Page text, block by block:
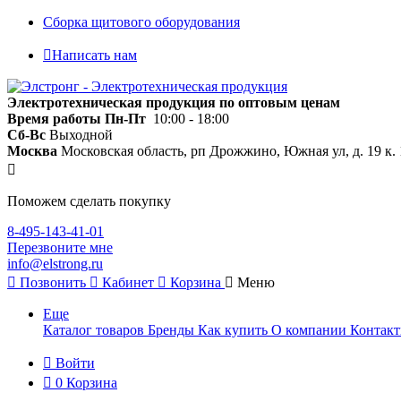
Сборка щитового оборудования
Написать нам
Электротехническая продукция по оптовым ценам
Время работы Пн-Пт 10:00 - 18:00
Сб-Вс Выходной
Москва Московская область, рп Дрожжино, Южная ул, д. 19 к.
Поможем сделать покупку
8-495-143-41-01
Перезвоните мне
info@elstrong.ru
Позвонить
Кабинет Корзина Меню
Еще
Каталог товаров Бренды Как купить О компании
Войти
0 Корзина